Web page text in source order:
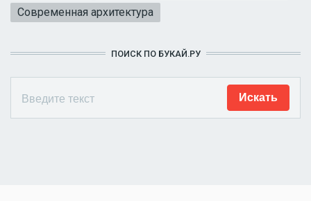
Современная архитектура
ПОИСК ПО БУКАЙ.РУ